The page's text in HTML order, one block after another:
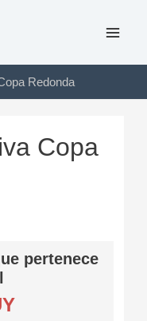
Redonda
Copa
pertenece